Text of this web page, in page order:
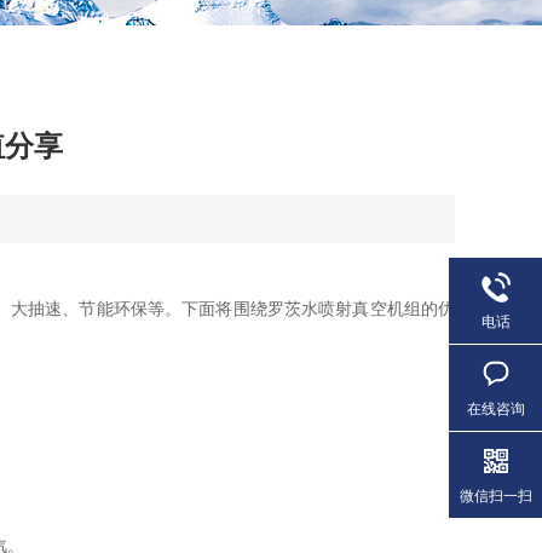
享
抽速、节能环保等。下面将围绕罗茨水喷射真空机组的优
电话
在线咨询
微信扫一扫